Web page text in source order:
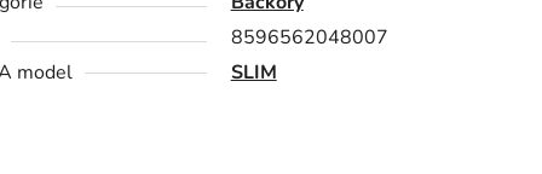
8596562048007
model
SLIM